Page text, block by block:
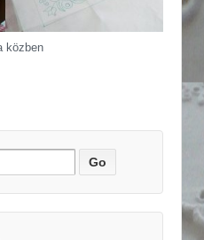
közben